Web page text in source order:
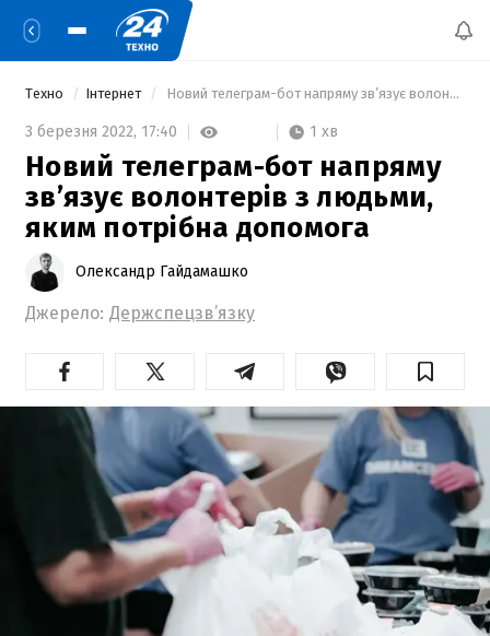
Техно Інтернет Новий телеграм-бот напряму зв’язує волонтерів з людьми, яким потрібна допомога
3 березня 2022, 17:40 1 хв
Новий телеграм-бот напряму
зв’язує волонтерів з людьми,
яким потрібна допомога
Олександр Гайдамашко
Джерело: Держспецзв’язку